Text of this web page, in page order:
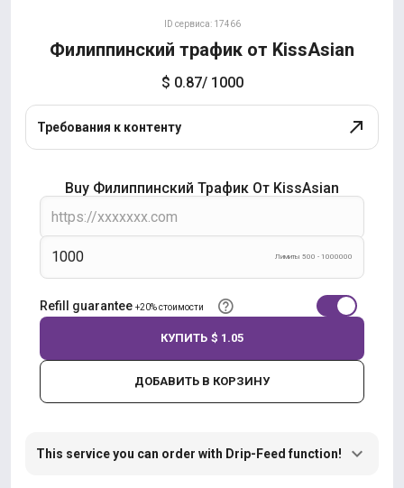
ID сервиса: 17466
Филиппинский трафик от KissAsian
$ 0.87/ 1000
Требования к контенту
Buy Филиппинский Трафик От KissAsian
Лимиты 500 - 1000000
Refill guarantee +20% стоимости
ДОБАВИТЬ В КОРЗИНУ
КУПИТЬ $ 1.05
This service you can order with Drip-Feed function!